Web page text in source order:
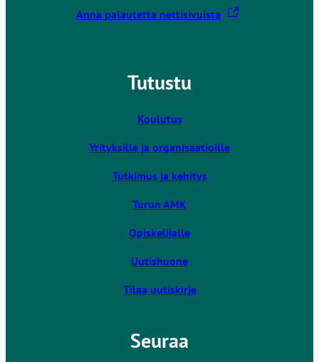
Anna palautetta nettisivuista
e
Tutustu
Koulutus
Yrityksille ja organisaatioille
Tutkimus ja kehitys
Turun AMK
Opiskelijalle
Uutishuone
Tilaa uutiskirje
Seuraa